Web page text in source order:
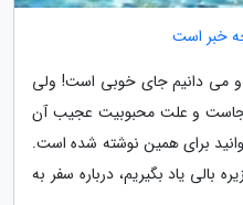
خبر است
و می دانیم جای خوبی است! ولی
کجاست و علت محبوبیت عجیب آن
برای همین نوشته شده است.
بالی یاد بگیریم، درباره سفر به